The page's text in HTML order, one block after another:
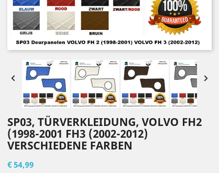
 
SP03, TÜRVERKLEIDUNG, VOLVO FH2
(1998-2001 FH3 (2002-2012)
VERSCHIEDENE FARBEN
€ 54,99